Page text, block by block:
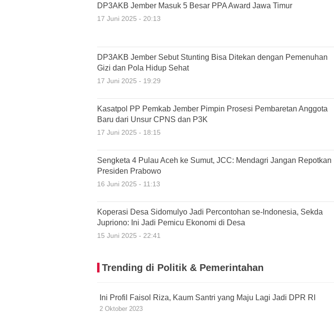
DP3AKB Jember Masuk 5 Besar PPA Award Jawa Timur
17 Juni 2025 - 20:13
DP3AKB Jember Sebut Stunting Bisa Ditekan dengan Pemenuhan
Gizi dan Pola Hidup Sehat
17 Juni 2025 - 19:29
Kasatpol PP Pemkab Jember Pimpin Prosesi Pembaretan Anggota
Baru dari Unsur CPNS dan P3K
17 Juni 2025 - 18:15
Sengketa 4 Pulau Aceh ke Sumut, JCC: Mendagri Jangan Repotkan
Presiden Prabowo
16 Juni 2025 - 11:13
Koperasi Desa Sidomulyo Jadi Percontohan se-Indonesia, Sekda
Jupriono: Ini Jadi Pemicu Ekonomi di Desa
15 Juni 2025 - 22:41
Trending di Politik & Pemerintahan
Ini Profil Faisol Riza, Kaum Santri yang Maju Lagi Jadi DPR RI
2 Oktober 2023